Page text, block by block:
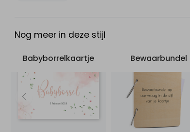
klantenservice. Wij zullen je graag helpen!
Nog meer in deze stijl
Babyborrelkaartje Bewaarbundel